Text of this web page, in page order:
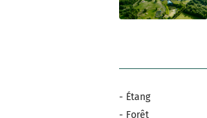
- Étang
- Forêt